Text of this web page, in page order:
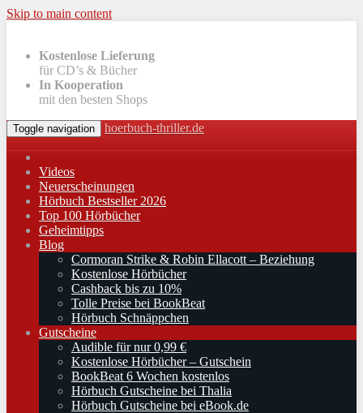
Skip to main content
Kostenlose Lieferung
für CD’s & Bücher
In Kooperation
mit den besten Shops
Toggle navigation hoerbuch-thriller.de
Videos
Neuerscheinungen
Hörbuch Bestseller 2026
Top 100 Hörbücher
Geheimtipps
Blog
Cormoran Strike & Robin Ellacott – Beziehung
Kostenlose Hörbücher
Cashback bis zu 10%
Tolle Preise bei BookBeat
Hörbuch Schnäppchen
Gutscheine
Audible für nur 0,99 €
Kostenlose Hörbücher – Gutschein
BookBeat 6 Wochen kostenlos
Hörbuch Gutscheine bei Thalia
Hörbuch Gutscheine bei eBook.de